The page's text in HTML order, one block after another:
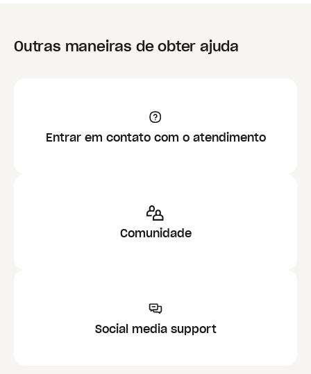
Outras maneiras de obter ajuda
Entrar em contato com o atendimento
Comunidade
Social media support